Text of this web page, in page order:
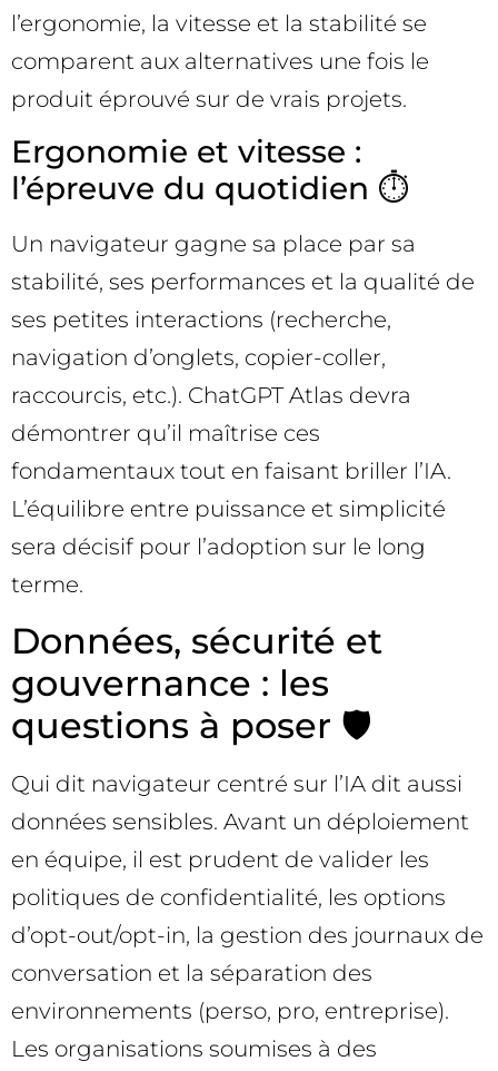
l’ergonomie, la vitesse et la stabilité se
comparent aux alternatives une fois le
produit éprouvé sur de vrais projets.
Ergonomie et vitesse :
l’épreuve du quotidien ⏱️
Un navigateur gagne sa place par sa
stabilité, ses performances et la qualité de
ses petites interactions (recherche,
navigation d’onglets, copier-coller,
raccourcis, etc.). ChatGPT Atlas devra
démontrer qu’il maîtrise ces
fondamentaux tout en faisant briller l’IA.
L’équilibre entre puissance et simplicité
sera décisif pour l’adoption sur le long
terme.
Données, sécurité et
gouvernance : les
questions à poser 🛡️
Qui dit navigateur centré sur l’IA dit aussi
données sensibles. Avant un déploiement
en équipe, il est prudent de valider les
politiques de confidentialité, les options
d’opt-out/opt-in, la gestion des journaux de
conversation et la séparation des
environnements (perso, pro, entreprise).
Les organisations soumises à des